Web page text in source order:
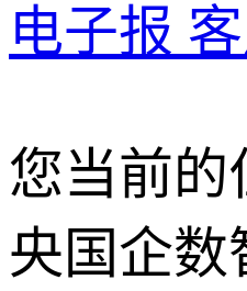
电子报
您当前的
央国企数